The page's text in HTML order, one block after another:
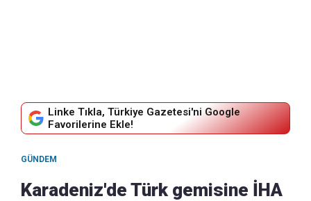
Linke Tıkla, Türkiye Gazetesi'ni Google
Favorilerine Ekle!
GÜNDEM
Karadeniz'de Türk gemisine İHA